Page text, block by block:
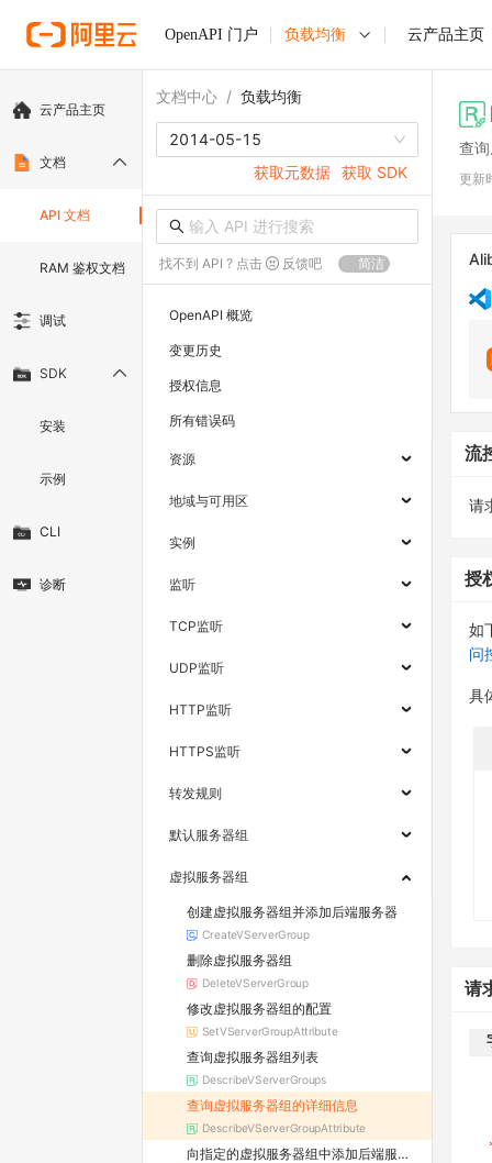
OpenAPI 门户 负载均衡 云产品主页
云产品主页
文档
API 文档
RAM 鉴权文档
调试
SDK
安装
示例
CLI
诊断
文档中心 / 负载均衡
2014-05-15
获取元数据 获取 SDK
找不到 API ? 点击 反馈吧 简洁
OpenAPI 概览
变更历史
授权信息
所有错误码
资源
地域与可用区
实例
监听
TCP监听
UDP监听
HTTP监听
HTTPS监听
转发规则
默认服务器组
虚拟服务器组
创建虚拟服务器组并添加后端服务器
CreateVServerGroup
删除虚拟服务器组
DeleteVServerGroup
修改虚拟服务器组的配置
SetVServerGroupAttribute
查询虚拟服务器组列表
DescribeVServerGroups
查询虚拟服务器组的详细信息
DescribeVServerGroupAttribute
向指定的虚拟服务器组中添加后端服务器
查
更新
流
请
授
如
问
具
请